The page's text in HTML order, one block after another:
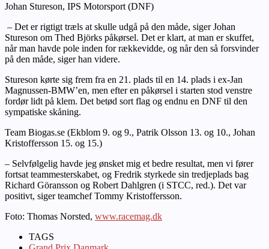
Johan Stureson, IPS Motorsport (DNF)
– Det er rigtigt træls at skulle udgå på den måde, siger Johan
Stureson om Thed Björks påkørsel. Det er klart, at man er skuffet,
når man havde pole inden for rækkevidde, og når den så forsvinder
på den måde, siger han videre.
Stureson kørte sig frem fra en 21. plads til en 14. plads i ex-Jan
Magnussen-BMW’en, men efter en påkørsel i starten stod venstre
fordør lidt på klem. Det betød sort flag og endnu en DNF til den
sympatiske skåning.
Team Biogas.se (Ekblom 9. og 9., Patrik Olsson 13. og 10., Johan
Kristoffersson 15. og 15.)
– Selvfølgelig havde jeg ønsket mig et bedre resultat, men vi fører
fortsat teammesterskabet, og Fredrik styrkede sin tredjeplads bag
Richard Göransson og Robert Dahlgren (i STCC, red.). Det var
positivt, siger teamchef Tommy Kristoffersson.
Foto: Thomas Norsted, www.racemag.dk
TAGS